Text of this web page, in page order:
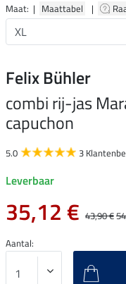
Maat: | Maattabel |
Felix Bühler
combi rij-jas
capuchon
5.0 3
Leverbaar
35,12 € 43,90 €
Aantal: